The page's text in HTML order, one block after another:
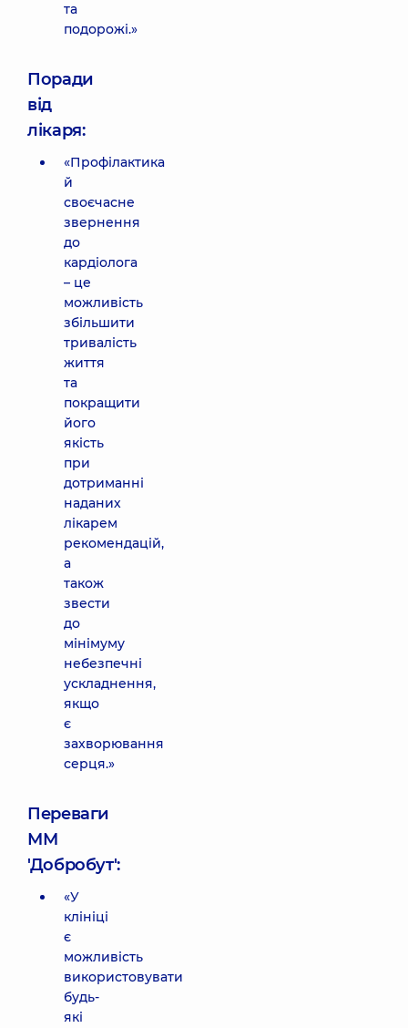
та
подорожі.»
Поради
від
лікаря:
«Профілактика
й
своєчасне
звернення
до
кардіолога
– це
можливість
збільшити
тривалість
життя
та
покращити
його
якість
при
дотриманні
наданих
лікарем
рекомендацій,
а
також
звести
до
мінімуму
небезпечні
ускладнення,
якщо
є
захворювання
серця.»
Переваги
ММ
'Добробут':
«У
клініці
є
можливість
використовувати
будь-
які